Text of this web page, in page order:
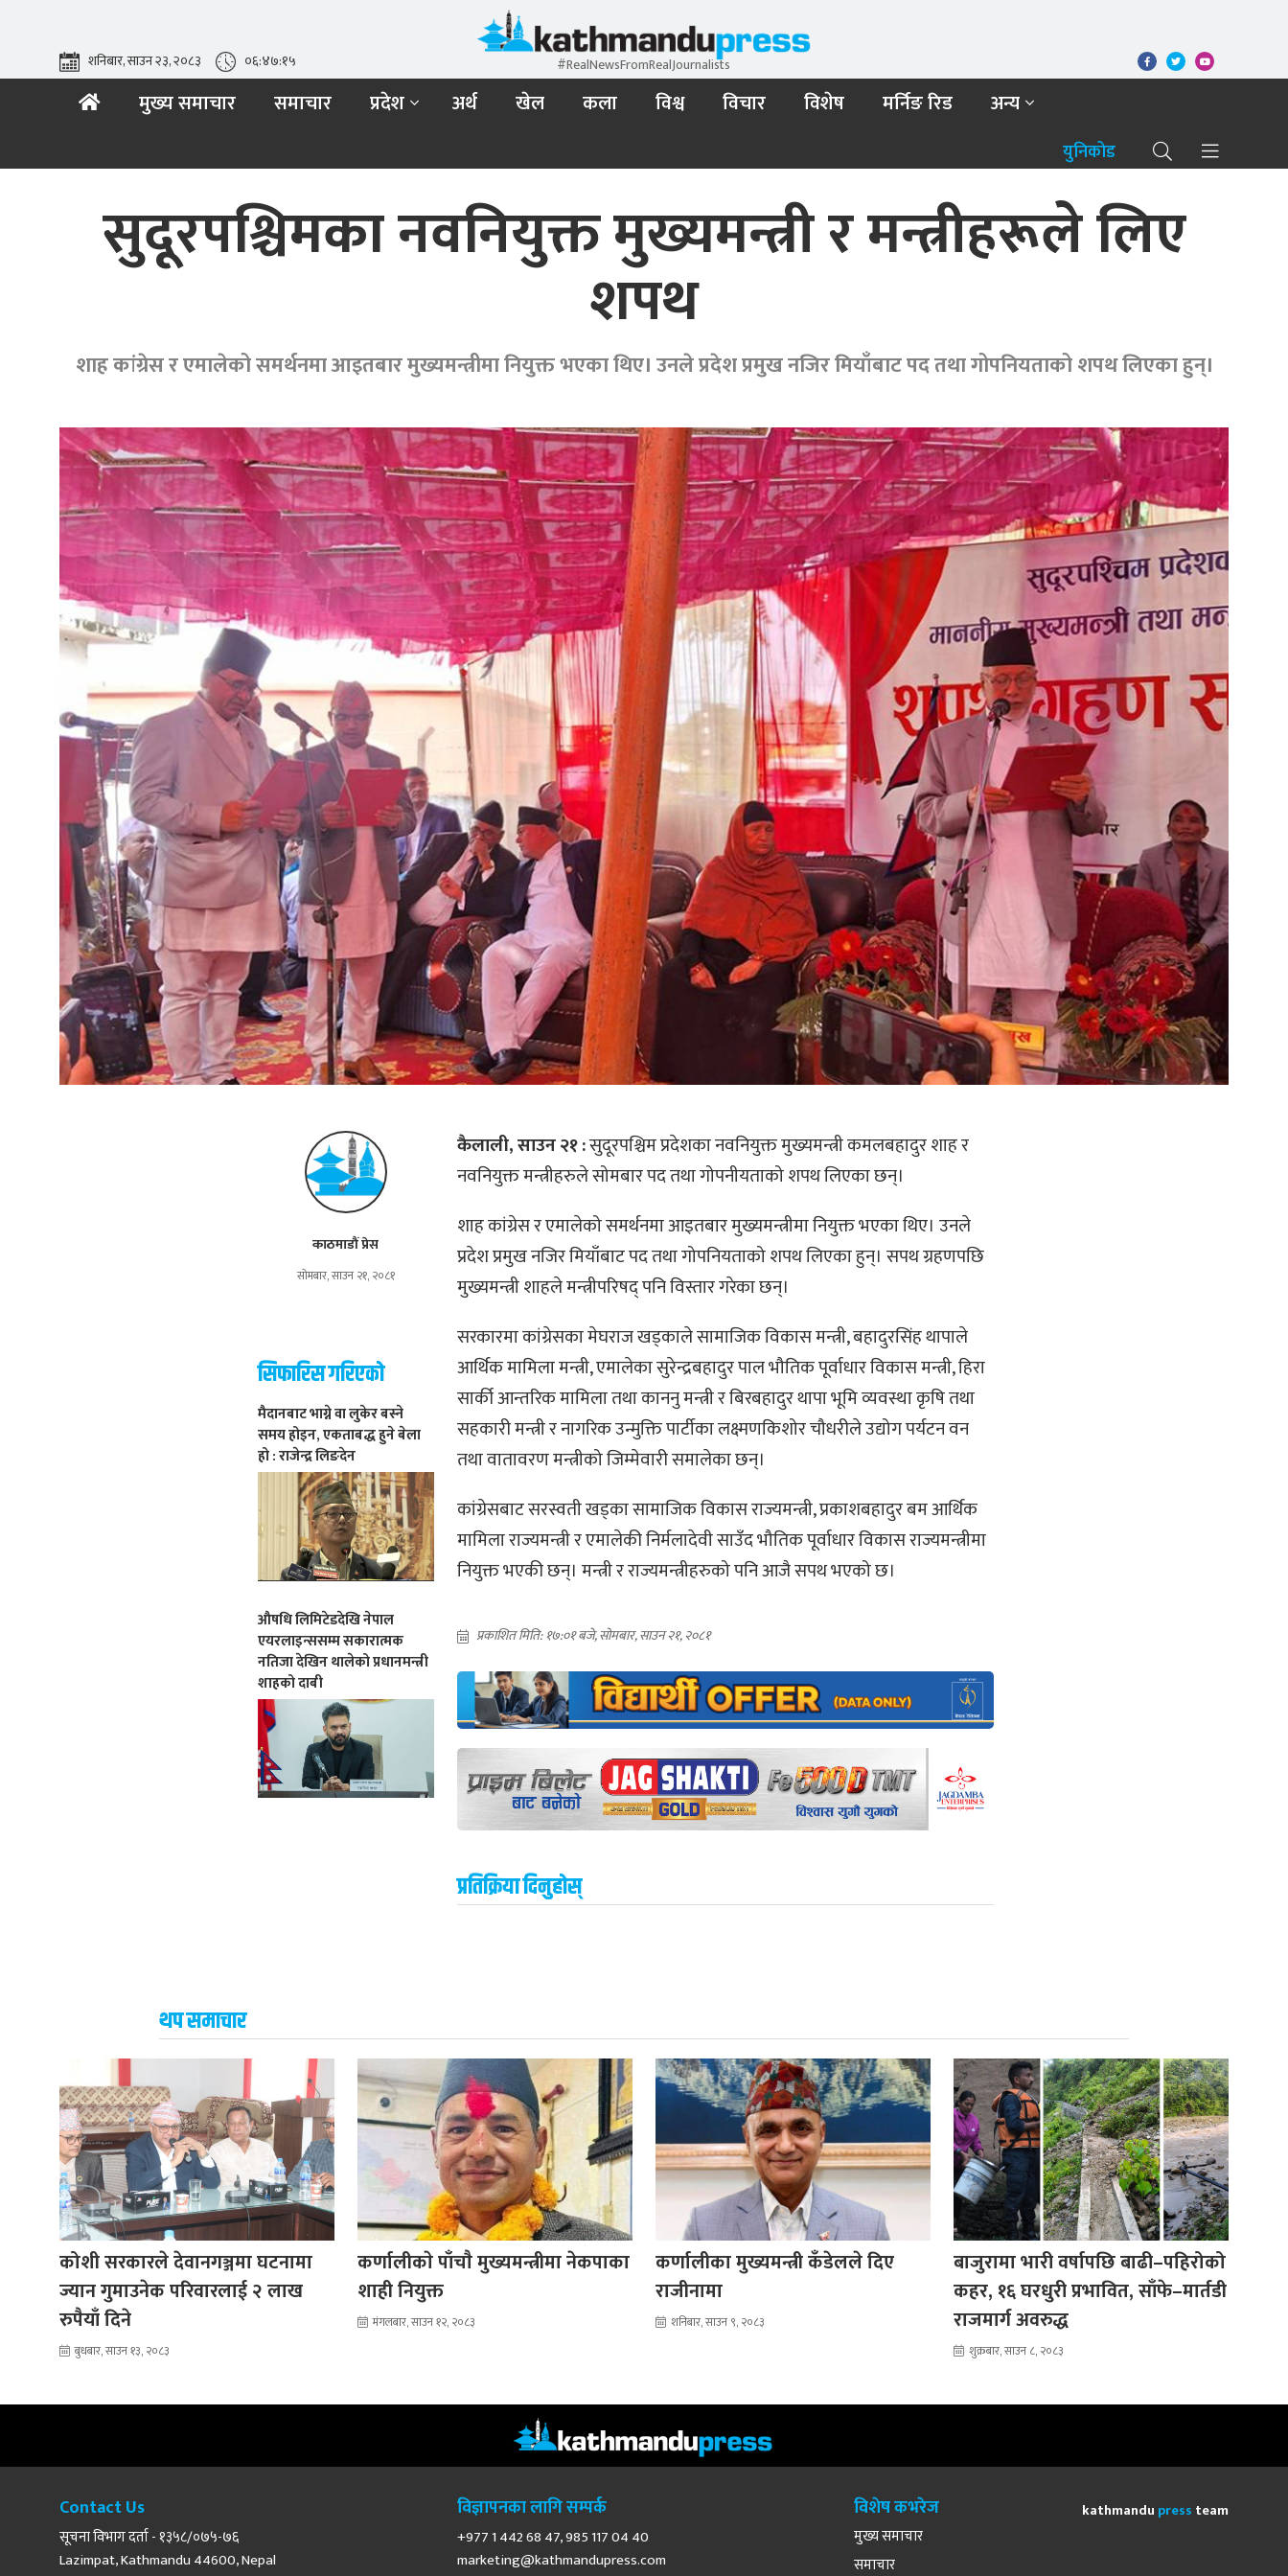
#RealNewsFromRealJournalists
शनिबार, साउन २३, २०८३ ०६:४७:१६
मुख्य समाचार समाचार प्रदेश अर्थ खेल कला विश्व विचार विशेष मर्निङ रिड अन्य
युनिकोड
सुदूरपश्चिमका नवनियुक्त मुख्यमन्त्री र मन्त्रीहरूले लिए
शपथ
शाह कांग्रेस र एमालेको समर्थनमा आइतबार मुख्यमन्त्रीमा नियुक्त भएका थिए। उनले प्रदेश प्रमुख नजिर मियाँबाट पद तथा गोपनियताको शपथ लिएका हुन्।
काठमाडौं प्रेस
सोमबार, साउन २१, २०८१
सिफारिस गरिएको
मैदानबाट भाग्ने वा लुकेर बस्ने
समय होइन, एकताबद्ध हुने बेला
हो : राजेन्द्र लिङदेन
औषधि लिमिटेडदेखि नेपाल
एयरलाइन्ससम्म सकारात्मक
नतिजा देखिन थालेको प्रधानमन्त्री
शाहको दाबी
कैलाली, साउन २१ :सुदूरपश्चिम प्रदेशका नवनियुक्त मुख्यमन्त्री कमलबहादुर शाह र
नवनियुक्त मन्त्रीहरुले सोमबार पद तथा गोपनीयताको शपथ लिएका छन्।
शाह कांग्रेस र एमालेको समर्थनमा आइतबार मुख्यमन्त्रीमा नियुक्त भएका थिए। उनले
प्रदेश प्रमुख नजिर मियाँबाट पद तथा गोपनियताको शपथ लिएका हुन्। सपथ ग्रहणपछि
मुख्यमन्त्री शाहले मन्त्रीपरिषद् पनि विस्तार गरेका छन्।
सरकारमा कांग्रेसका मेघराज खड्काले सामाजिक विकास मन्त्री, बहादुरसिंह थापाले
आर्थिक मामिला मन्त्री, एमालेका सुरेन्द्रबहादुर पाल भौतिक पूर्वाधार विकास मन्त्री, हिरा
सार्की आन्तरिक मामिला तथा काननु मन्त्री र बिरबहादुर थापा भूमि व्यवस्था कृषि तथा
सहकारी मन्त्री र नागरिक उन्मुक्ति पार्टीका लक्ष्मणकिशोर चौधरीले उद्योग पर्यटन वन
तथा वातावरण मन्त्रीको जिम्मेवारी समालेका छन्।
कांग्रेसबाट सरस्वती खड्का सामाजिक विकास राज्यमन्त्री, प्रकाशबहादुर बम आर्थिक
मामिला राज्यमन्त्री र एमालेकी निर्मलादेवी साउँद भौतिक पूर्वाधार विकास राज्यमन्त्रीमा
नियुक्त भएकी छन्। मन्त्री र राज्यमन्त्रीहरुको पनि आजै सपथ भएको छ।
प्रकाशित मिति: १७:०१ बजे, सोमबार, साउन २१, २०८१
प्रतिक्रिया दिनुहोस्
थप समाचार
कोशी सरकारले देवानगञ्जमा घटनामा
ज्यान गुमाउनेक परिवारलाई २ लाख
रुपैयाँ दिने
बुधबार, साउन १३, २०८३
कर्णालीकाे पाँचाै मुख्यमन्त्रीमा नेकपाका
शाही नियुक्त
मंगलबार, साउन १२, २०८३
कर्णालीका मुख्यमन्त्री कँडेलले दिए
राजीनामा
शनिबार, साउन ९, २०८३
बाजुरामा भारी वर्षापछि बाढी–पहिरोको
कहर, १६ घरधुरी प्रभावित, साँफे–मार्तडी
राजमार्ग अवरुद्ध
शुक्रबार, साउन ८, २०८३
Contact Us
सूचना विभाग दर्ता - १३५८/०७५-७६
Lazimpat, Kathmandu 44600, Nepal
विज्ञापनका लागि सम्पर्क
+977 1 442 68 47, 985 117 04 40
marketing@kathmandupress.com
विशेष कभरेज
मुख्य समाचार
समाचार
kathmandu press team